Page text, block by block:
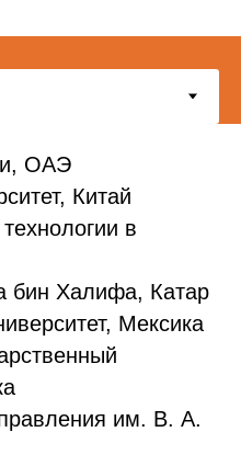
ОАЭ
Китай
в
бин Халифа, Катар
Мексика
им. В. А.